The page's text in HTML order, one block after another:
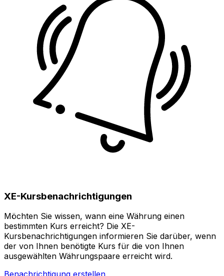
XE-Kursbenachrichtigungen
Möchten Sie wissen, wann eine Währung einen
bestimmten Kurs erreicht? Die XE-
Kursbenachrichtigungen informieren Sie darüber, wenn
der von Ihnen benötigte Kurs für die von Ihnen
ausgewählten Währungspaare erreicht wird.